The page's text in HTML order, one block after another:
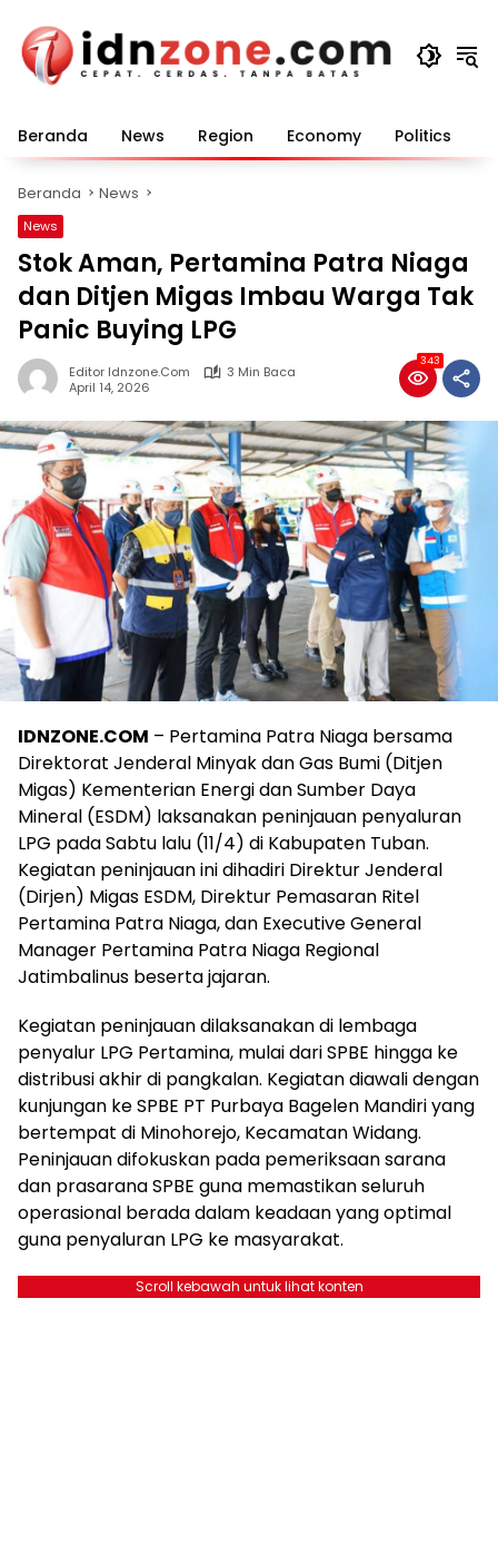
konten
Beranda News Region Economy Politics
Beranda News
News
Stok Aman, Pertamina Patra Niaga
dan Ditjen Migas Imbau Warga Tak
Panic Buying LPG
Editor Idnzone.com
3 Min Baca
April 14, 2026
343
IDNZONE.COM – Pertamina Patra Niaga bersama
Direktorat Jenderal Minyak dan Gas Bumi (Ditjen
Migas) Kementerian Energi dan Sumber Daya
Mineral (ESDM) laksanakan peninjauan penyaluran
LPG pada Sabtu lalu (11/4) di Kabupaten Tuban.
Kegiatan peninjauan ini dihadiri Direktur Jenderal
(Dirjen) Migas ESDM, Direktur Pemasaran Ritel
Pertamina Patra Niaga, dan Executive General
Manager Pertamina Patra Niaga Regional
Jatimbalinus beserta jajaran.
Kegiatan peninjauan dilaksanakan di lembaga
penyalur LPG Pertamina, mulai dari SPBE hingga ke
distribusi akhir di pangkalan. Kegiatan diawali dengan
kunjungan ke SPBE PT Purbaya Bagelen Mandiri yang
bertempat di Minohorejo, Kecamatan Widang.
Peninjauan difokuskan pada pemeriksaan sarana
dan prasarana SPBE guna memastikan seluruh
operasional berada dalam keadaan yang optimal
guna penyaluran LPG ke masyarakat.
Scroll kebawah untuk lihat konten